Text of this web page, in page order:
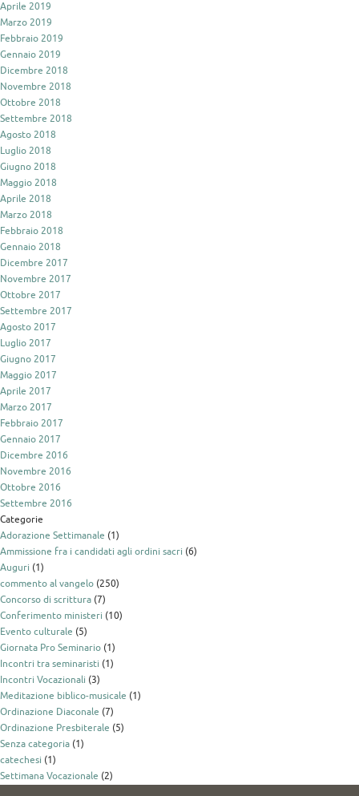
Aprile 2019
Marzo 2019
Febbraio 2019
Gennaio 2019
Dicembre 2018
Novembre 2018
Ottobre 2018
Settembre 2018
Agosto 2018
Luglio 2018
Giugno 2018
Maggio 2018
Aprile 2018
Marzo 2018
Febbraio 2018
Gennaio 2018
Dicembre 2017
Novembre 2017
Ottobre 2017
Settembre 2017
Agosto 2017
Luglio 2017
Giugno 2017
Maggio 2017
Aprile 2017
Marzo 2017
Febbraio 2017
Gennaio 2017
Dicembre 2016
Novembre 2016
Ottobre 2016
Settembre 2016
Categorie
Adorazione Settimanale (1)
Ammissione fra i candidati agli ordini sacri (6)
Auguri (1)
commento al vangelo (250)
Concorso di scrittura (7)
Conferimento ministeri (10)
Evento culturale (5)
Giornata Pro Seminario (1)
Incontri tra seminaristi (1)
Incontri Vocazionali (3)
Meditazione biblico-musicale (1)
Ordinazione Diaconale (7)
Ordinazione Presbiterale (5)
Senza categoria (1)
catechesi (1)
Settimana Vocazionale (2)